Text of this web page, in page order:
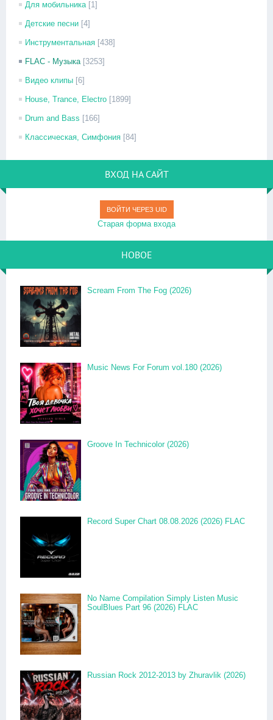
Для мобильника [1]
Детские песни [4]
Инструментальная [438]
FLAC - Музыка [3253]
Видео клипы [6]
House, Trance, Electro [1899]
Drum and Bass [166]
Классическая, Симфония [84]
ВХОД НА САЙТ
ВОЙТИ ЧЕРЕЗ UID
Старая форма входа
НОВОЕ
Scream From The Fog (2026)
Music News For Forum vol.180 (2026)
Groove In Technicolor (2026)
Record Super Chart 08.08.2026 (2026) FLAC
No Name Compilation Simply Listen Music
SoulBlues Part 96 (2026) FLAC
Russian Rock 2012-2013 by Zhuravlik (2026)